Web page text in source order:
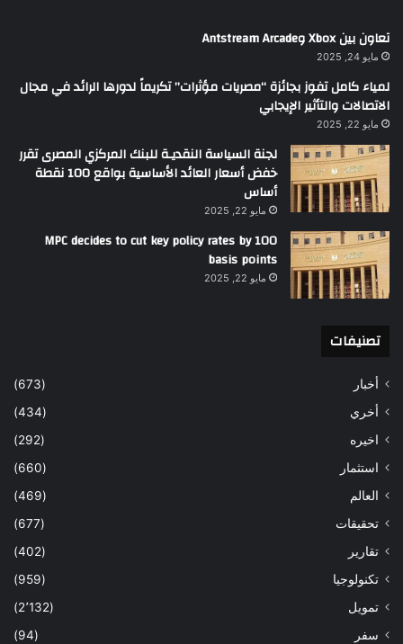
تعاون بين Xbox وAntstream Arcade
مايو 24, 2025
لمياء كامل تفوز بجائزة “مصريات مؤثرات” تكريماً لدورها الرائد في مجال
الاتصالات والتأثير الإيجابي
مايو 22, 2025
لجنة السياسة النقديـة للبنك المركزي المصرى تقرر
خفض أسعار العائد الأساسية بواقع 100 نقطة
أساس
مايو 22, 2025
MPC decides to cut key policy rates by 100
basis points
مايو 22, 2025
تصنيفات
أخبار
(673)
أخري
(434)
اخيره
(292)
استثمار
(660)
العالم
(469)
تحقيقات
(677)
تقارير
(402)
تكنولوجيا
(959)
تمويل
(2٬132)
سفر
(94)